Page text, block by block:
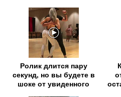
Ролик длится пару
секунд, но вы будете в
шоке от увиденного